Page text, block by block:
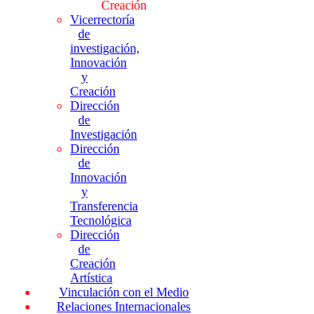
Creación
Vicerrectoría
de
investigación,
Innovación
y
Creación
Dirección
de
Investigación
Dirección
de
Innovación
y
Transferencia
Tecnológica
Dirección
de
Creación
Artística
Vinculación con el Medio
Relaciones Internacionales